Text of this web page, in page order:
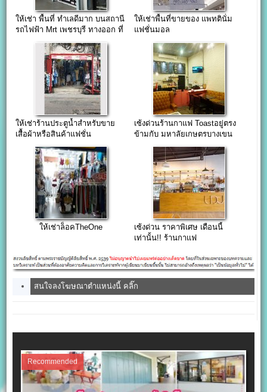
ให้เช่า พื้นที่ ทำเลดีมาก บนสถานี
รถไฟฟ้า Mrt เพชรบุรี ทางออก ที่
ให้เช่าพื้นที่ขายของ แพทตินั่ม
แฟชั่นมอล
ให้เช่าร้านประตูน้ำสำหรับขาย
เสื้อผ้าหรือสินค้าแฟชั่น
เซ้งด่วนร้านกาแฟ Toastอยู่ตรง
ข้ามกับ มหาลัยเกษตรบางเขน
ให้เช่าล็อคTheOne
เซ้งด่วน ราคาพิเศษ เดือนนี้
เท่านั้น!! ร้านกาแฟ
สนใจลงโฆษณาตำแหน่งนี้ คลิ๊ก
Recommended